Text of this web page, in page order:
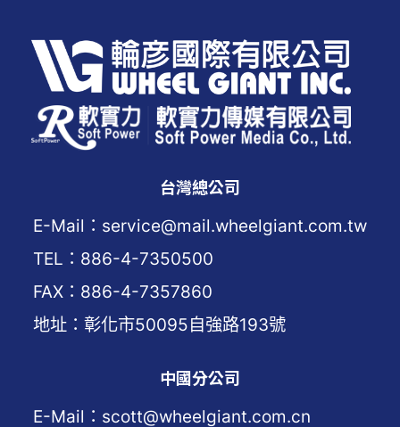
台灣總公司
E-Mail：service@mail.wheelgiant.com.tw
TEL：886-4-7350500
FAX：886-4-7357860
地址：彰化市50095自強路193號
中國分公司
E-Mail：scott@wheelgiant.com.cn